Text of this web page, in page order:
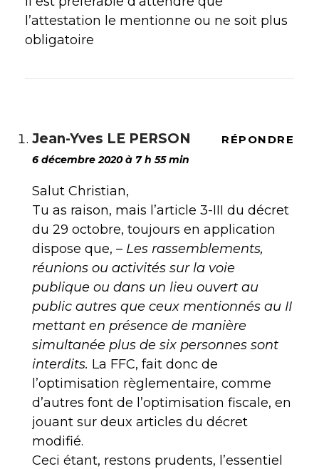
l’attestation le mentionne ou ne soit plus
obligatoire
Jean-Yves LE PERSON
6 décembre 2020 à 7 h 55 min
RÉPONDRE
Salut Christian,
Tu as raison, mais l’article 3-III du décret
du 29 octobre, toujours en application
dispose que, – Les rassemblements,
réunions ou activités sur la voie
publique ou dans un lieu ouvert au
public autres que ceux mentionnés au II
mettant en présence de manière
simultanée plus de six personnes sont
interdits. La FFC, fait donc de
l’optimisation règlementaire, comme
d’autres font de l’optimisation fiscale, en
jouant sur deux articles du décret
modifié.
Ceci étant, restons prudents, l’essentiel